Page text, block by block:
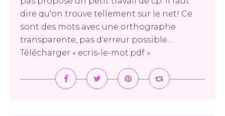
dire qu'on trouve tellement sur le net! Ce
sont des mots avec une orthographe
transparente, pas d'erreur possible...
Télécharger « ecris-le-mot.pdf »